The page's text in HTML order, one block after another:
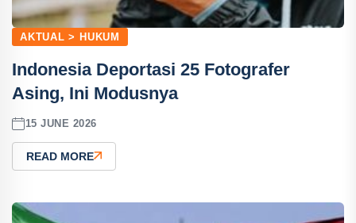
AKTUAL > HUKUM
Indonesia Deportasi 25 Fotografer
Asing, Ini Modusnya
15 JUNE 2026
READ MORE